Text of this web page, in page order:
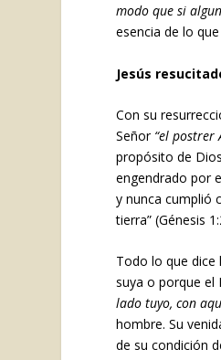
modo que si
esencia de lo
Jesús
Con su
Señor “el postrer
propósito de
engendrado por
y nunca cumplió
tierra” (Génesis
Todo lo que dice
suya o porque el
lado tuyo, con
hombre. Su
de su condición